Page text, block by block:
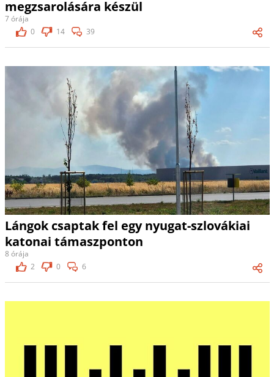
megzsarolására készül
7 órája
0
14 39
Lángok csaptak fel egy nyugat-szlovákiai
katonai támaszponton
8 órája
2
0 6